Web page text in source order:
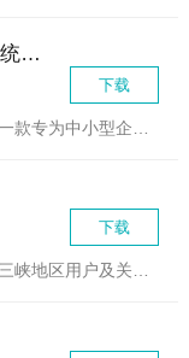
吉客道企业订单管理系统最新版
下载
吉客道企业订单管理系统是一款专为中小型企业设计的订单管理解决...
下载
三峡行云手机版是一款专为三峡地区用户及关注三峡区域信息的人士...